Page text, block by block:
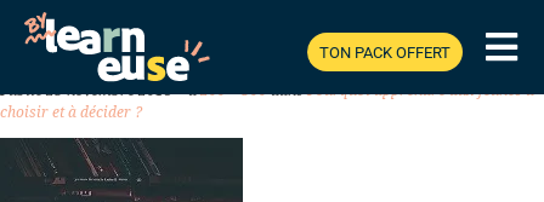
TON PACK OFFERT
Next
Publié23 novembre 2018 à200 × 300dansPourquoi apprendre aux jeunes à
choisir et à décider ?